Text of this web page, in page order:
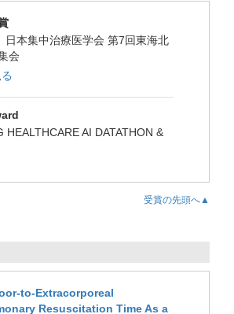
本集中治療医学会 第7回東海北
会
AI DATATHON &
受賞の先頭へ▲
to-Extracorporeal
Resuscitation Time As a